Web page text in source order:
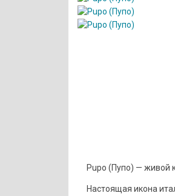
Pupo (Пупо) — живой
Настоящая икона